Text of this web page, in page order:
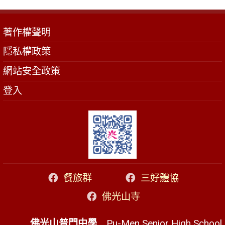
著作權聲明
隱私權政策
網站安全政策
登入
餐旅群
三好體協
佛光山寺